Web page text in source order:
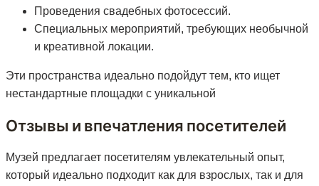
Проведения свадебных фотосессий.
Специальных мероприятий, требующих необычной
и креативной локации.
Эти пространства идеально подойдут тем, кто ищет
нестандартные площадки с уникальной
Отзывы и впечатления посетителей
Музей предлагает посетителям увлекательный опыт,
который идеально подходит как для взрослых, так и для